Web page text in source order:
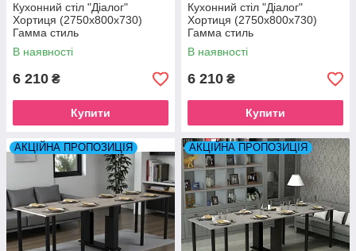
Кухонний стіл "Діалог"
Хортиця (2750x800x730)
Гамма стиль
В наявності
6 210 ₴
Купити
Кухонний стіл "Діалог"
Хортиця (2750x800x730)
Гамма стиль
В наявності
6 210 ₴
Купити
АКЦІЙНА ПРОПОЗИЦІЯ АКЦІЙНА ПРОПОЗИЦІЯ